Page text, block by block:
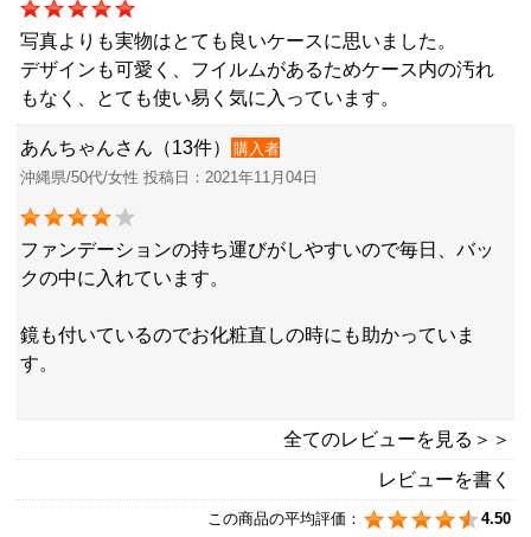
写真よりも実物はとても良いケースに思いました。
デザインも可愛く、フイルムがあるためケース内の汚れ
もなく、とても使い易く気に入っています。
あんちゃんさん（13件）
購入者
沖縄県/50代/女性 投稿日：2021年11月04日
ファンデーションの持ち運びがしやすいので毎日、バッ
クの中に入れています。
鏡も付いているのでお化粧直しの時にも助かっていま
す。
全てのレビューを見る＞＞
レビューを書く
この商品の平均評価： 4.50